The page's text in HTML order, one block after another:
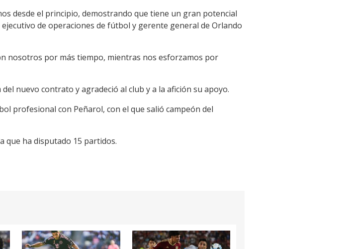
desde el principio, demostrando que tiene un gran potencial
de operaciones de fútbol y gerente general de Orlando
nosotros por más tiempo, mientras nos esforzamos por
nuevo contrato y agradeció al club y a la afición su apoyo.
profesional con Peñarol, con el que salió campeón del
que ha disputado 15 partidos.